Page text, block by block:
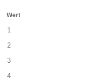
Wert
1
2
3
4